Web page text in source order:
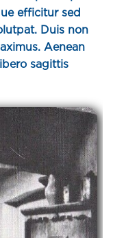
efficitur sed
Duis non
Aenean
sagittis